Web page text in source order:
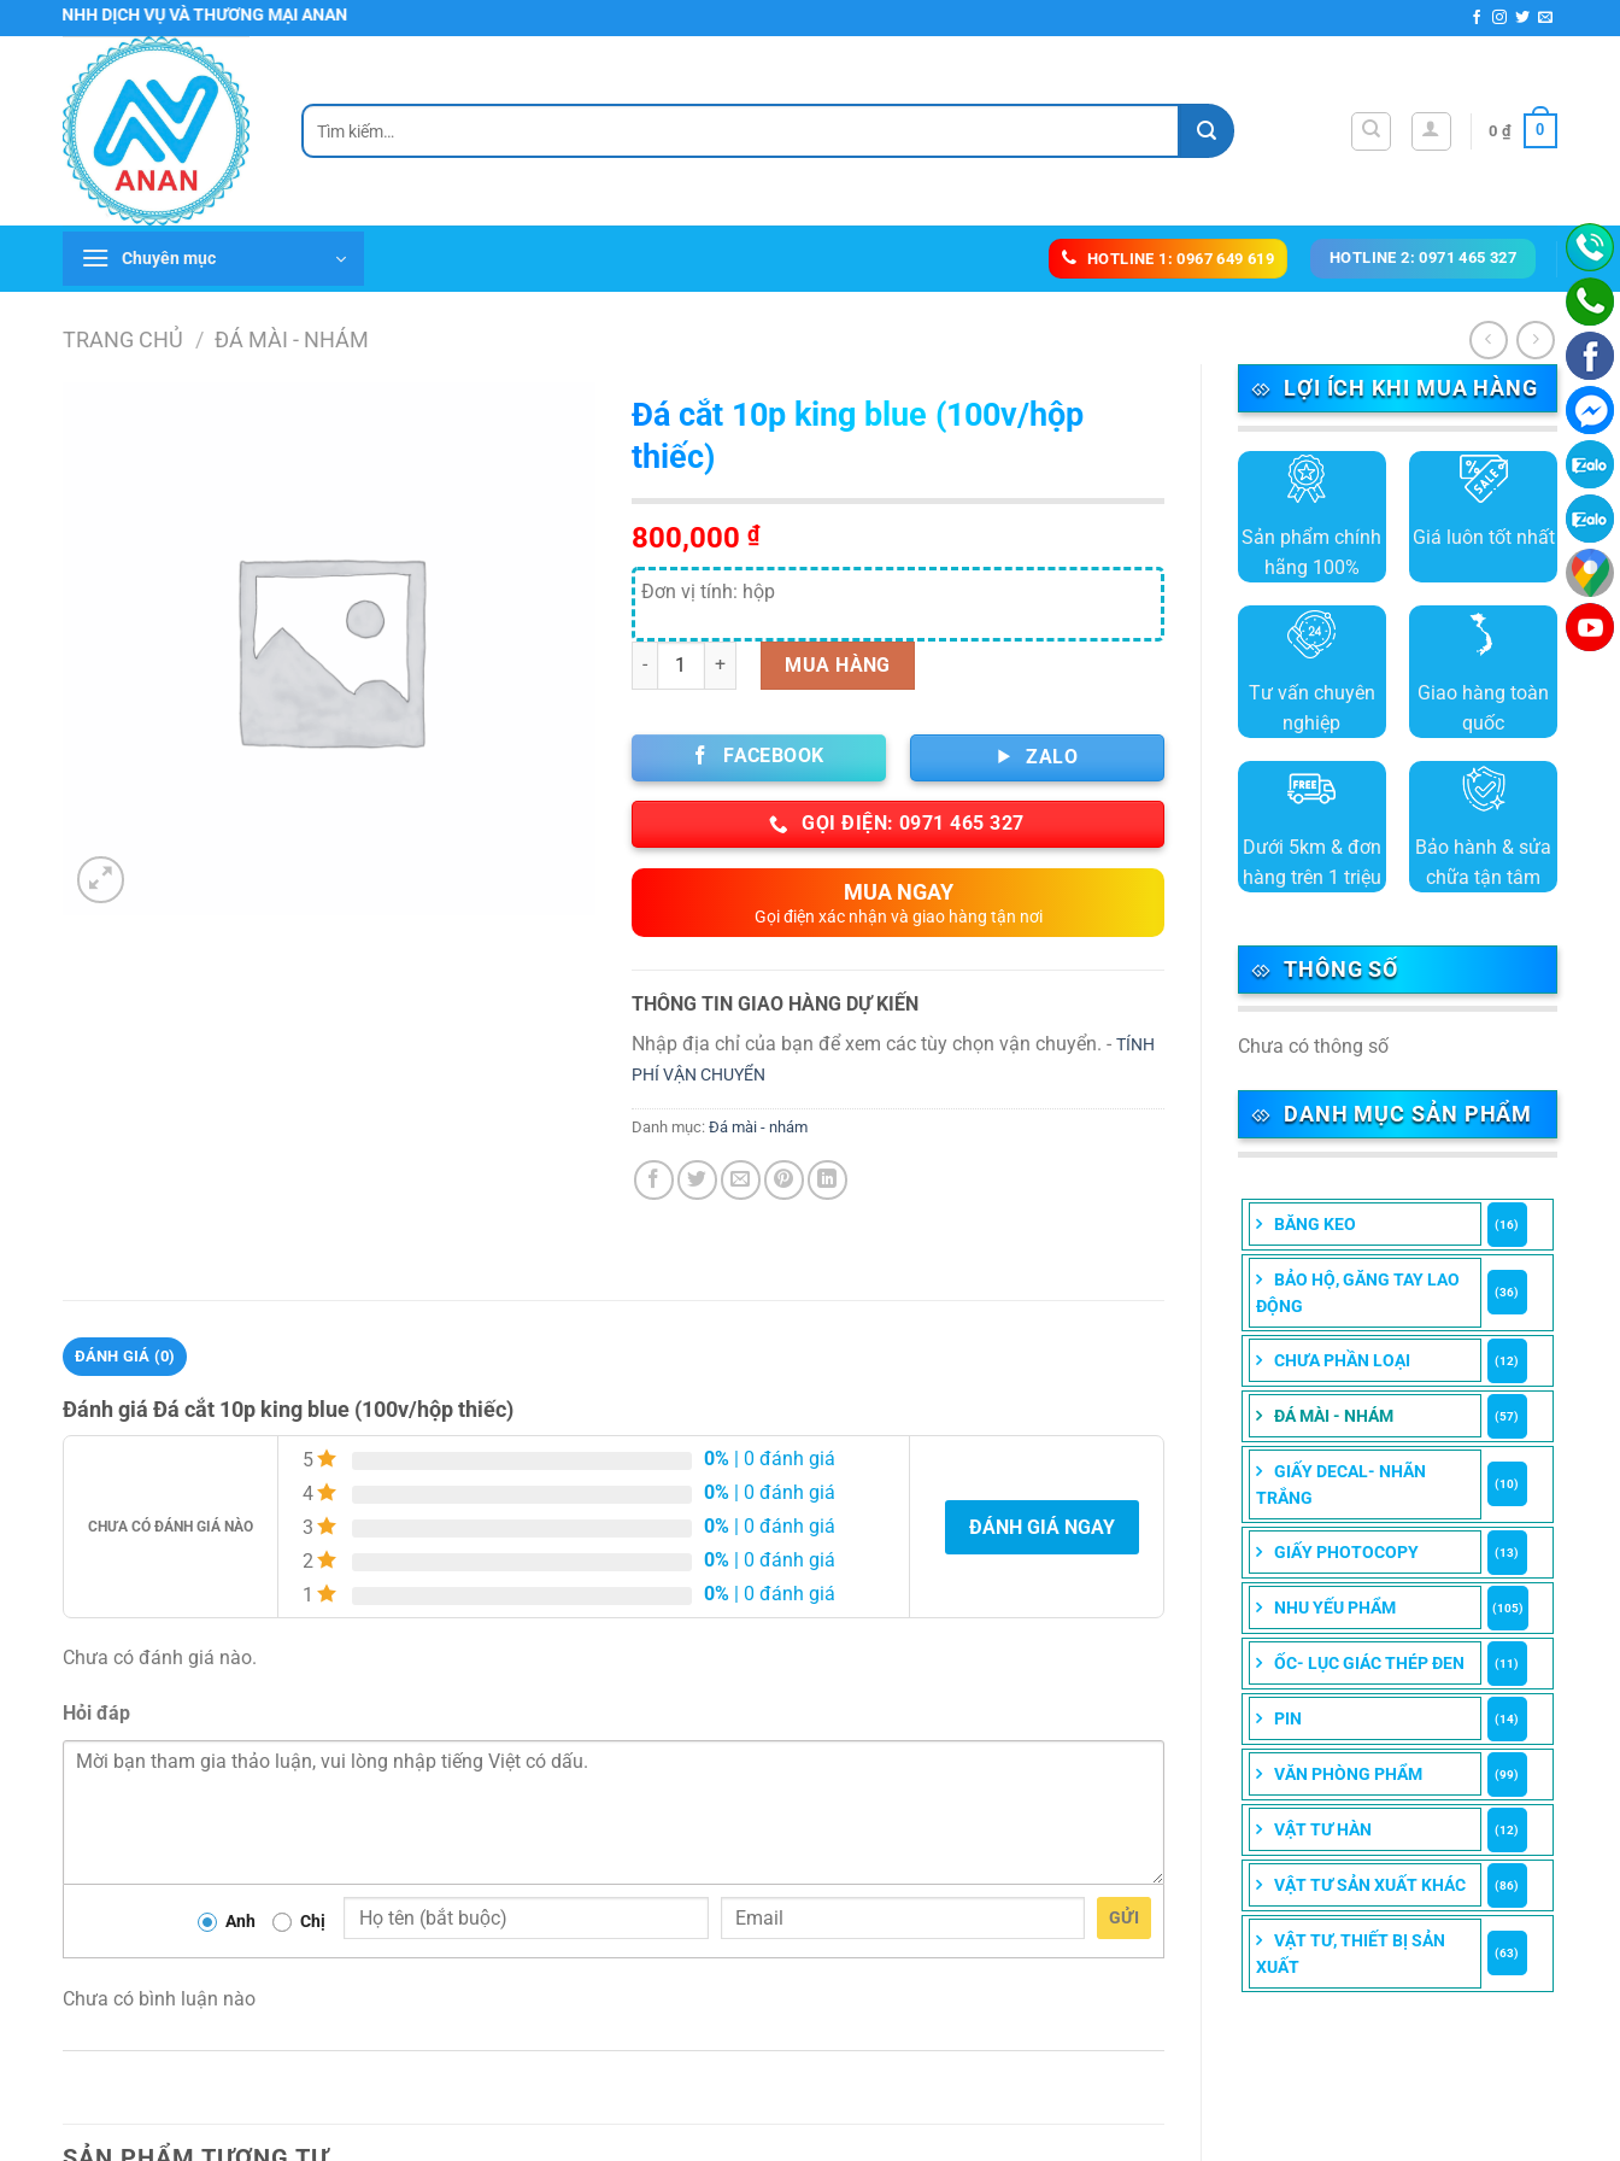
đến
DỊCH VỤ VÀ THƯƠNG MẠI ANAN
Tìm
kiếm:
0 ₫ 0
Chuyên mục HOTLINE 1: 0967 649 619 HOTLINE 2: 0971 465 327
TRANG CHỦ / ĐÁ MÀI - NHÁM
LỢI ÍCH KHI MUA HÀNG
Sản phẩm chính
hãng 100%
Giá luôn tốt nhất
Tư vấn chuyên
nghiệp
Giao hàng toàn
quốc
Dưới 5km & đơn
hàng trên 1 triệu
Bảo hành & sửa
chữa tận tâm
THÔNG SỐ
Chưa có thông số
DANH MỤC SẢN PHẨM
BĂNG KEO (16)
BẢO HỘ, GĂNG TAY LAO
ĐỘNG
(36)
CHƯA PHẦN LOẠI (12)
ĐÁ MÀI - NHÁM (57)
GIẤY DECAL- NHÃN
TRẮNG
(10)
GIẤY PHOTOCOPY (13)
NHU YẾU PHẨM (105)
ỐC- LỤC GIÁC THÉP ĐEN (11)
PIN (14)
VĂN PHÒNG PHẨM (99)
VẬT TƯ HÀN (12)
VẬT TƯ SẢN XUẤT KHÁC (86)
VẬT TƯ, THIẾT BỊ SẢN
XUẤT
(63)
Đá cắt 10p king blue (100v/hộp
thiếc)
800,000 ₫
Đơn vị tính: hộp
Số lượng MUA HÀNG
FACEBOOK ZALO
GỌI ĐIỆN: 0971 465 327
MUA NGAY
Gọi điện xác nhận và giao hàng tận nơi
THÔNG TIN GIAO HÀNG DỰ KIẾN
Nhập địa chỉ của bạn để xem các tùy chọn vận chuyển. - TÍNH
PHÍ VẬN CHUYỂN
Danh mục: Đá mài - nhám
ĐÁNH GIÁ (0)
Đánh giá Đá cắt 10p king blue (100v/hộp thiếc)
CHƯA CÓ ĐÁNH GIÁ NÀO
5 0% | 0 đánh giá
4
0% | 0 đánh giá
3
0% | 0 đánh giá
2
0% | 0 đánh giá
1
0% | 0 đánh giá
ĐÁNH GIÁ NGAY
Chưa có đánh giá nào.
Hỏi đáp
Anh Chị GỬI
Chưa có bình luận nào